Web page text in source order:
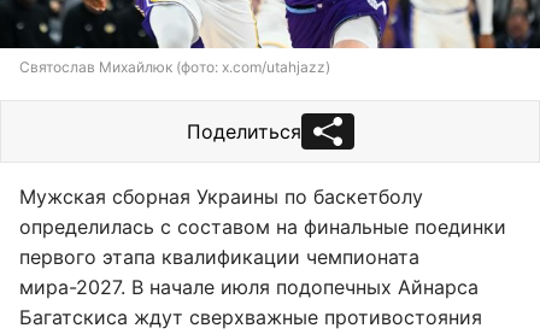
Святослав Михайлюк (фото: x.com/utahjazz)
Поделиться
Мужская сборная Украины по баскетболу
определилась с составом на финальные поединки
первого этапа квалификации чемпионата
мира-2027. В начале июля подопечных Айнарса
Багатскиса ждут сверхважные противостояния